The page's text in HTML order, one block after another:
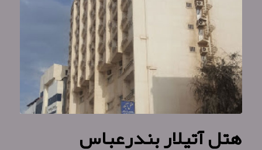
هتل آتیلار بندرعباس